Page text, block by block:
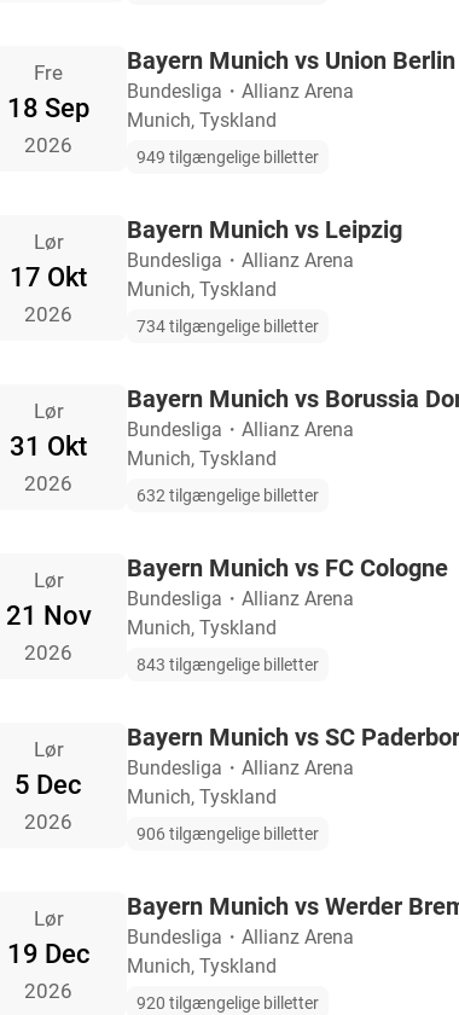
Fre
18 Sep
2026
Bayern Munich vs Union Berlin
Bundesliga ・ Allianz Arena
Munich, Tyskland
949 tilgængelige billetter
Lør
17 Okt
2026
Bayern Munich vs Leipzig
Bundesliga ・ Allianz Arena
Munich, Tyskland
734 tilgængelige billetter
Lør
31 Okt
2026
Bayern Munich vs Borussia
Bundesliga ・ Allianz Arena
Munich, Tyskland
632 tilgængelige billetter
Lør
21 Nov
2026
Bayern Munich vs FC Cologne
Bundesliga ・ Allianz Arena
Munich, Tyskland
843 tilgængelige billetter
Lør
5 Dec
2026
Bayern Munich vs SC
Bundesliga ・ Allianz Arena
Munich, Tyskland
906 tilgængelige billetter
Lør
19 Dec
2026
Bayern Munich vs Werder
Bundesliga ・ Allianz Arena
Munich, Tyskland
920 tilgængelige billetter